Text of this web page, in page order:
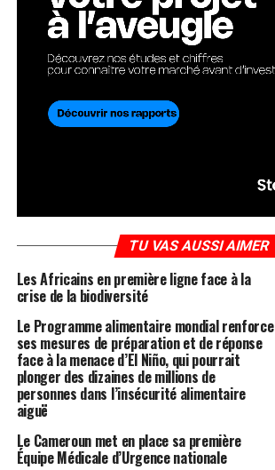
TU VAS AUSSI AIMER
Les Africains en première ligne face à la
crise de la biodiversité
Le Programme alimentaire mondial renforce
ses mesures de préparation et de réponse
face à la menace d’El Niño, qui pourrait
plonger des dizaines de millions de
personnes dans l’insécurité alimentaire
aiguë
Le Cameroun met en place sa première
Équipe Médicale d’Urgence nationale